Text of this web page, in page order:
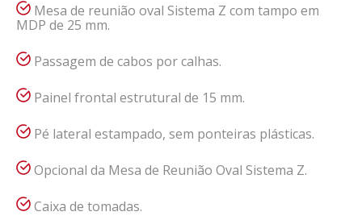
Mesa de reunião oval Sistema Z com tampo em
MDP de 25 mm.
Passagem de cabos por calhas.
Painel frontal estrutural de 15 mm.
Pé lateral estampado, sem ponteiras plásticas.
Opcional da Mesa de Reunião Oval Sistema Z.
Caixa de tomadas.